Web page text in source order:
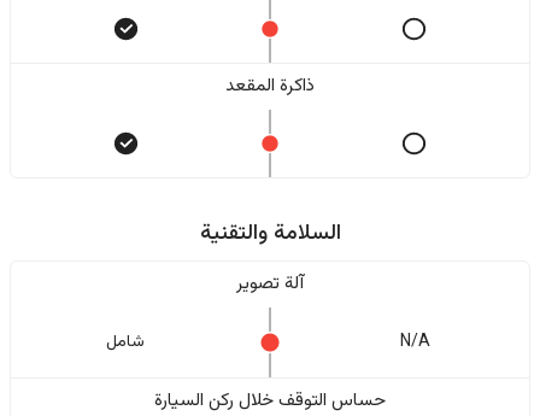
ذاكرة المقعد
السلامة والتقنية
آلة تصوير
N/A شامل
حساس التوقف خلال ركن السيارة